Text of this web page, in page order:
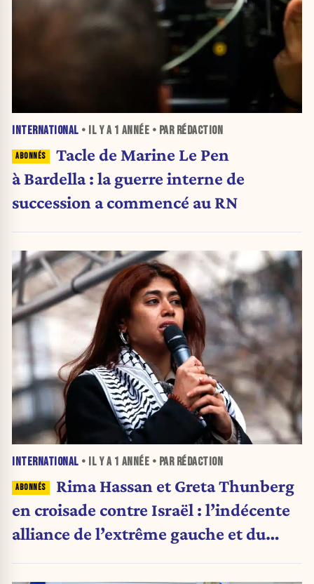
INTERNATIONAL • IL Y A 1 ANNÉE • PAR RÉDACTION
Tacle de Marine Le Pen
à Bardella : la guerre interne de
succession a commencé au RN
INTERNATIONAL • IL Y A 1 ANNÉE • PAR RÉDACTION
Rima Hassan et Greta Thunberg
en croisade contre Israël : l’indécente
alliance de l’extrême gauche et du